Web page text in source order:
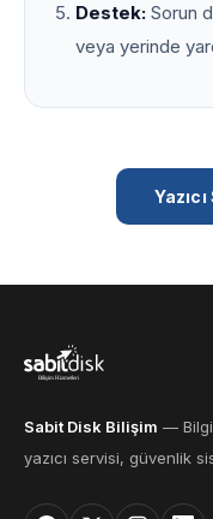
Destek: Sorun
veya yerinde
Sabit Disk Bilişim —
yazıcı servisi, güvenlik